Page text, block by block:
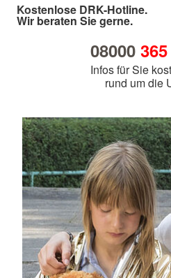
Kostenlose DRK-Hotline.
Wir beraten Sie gerne.
08000 365
Infos für Sie
rund um die